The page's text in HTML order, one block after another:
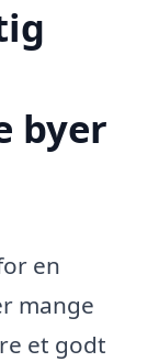
byer
en
mange
et godt